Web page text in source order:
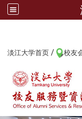
淡江大学首页 / 校友